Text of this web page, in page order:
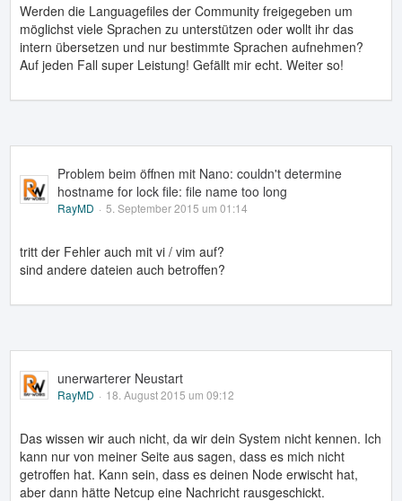
Werden die Languagefiles der Community freigegeben um
möglichst viele Sprachen zu unterstützen oder wollt ihr das
intern übersetzen und nur bestimmte Sprachen aufnehmen?
Auf jeden Fall super Leistung! Gefällt mir echt. Weiter so!
Problem beim öffnen mit Nano: couldn't determine
hostname for lock file: file name too long
RayMD 5. September 2015 um 01:14
tritt der Fehler auch mit vi / vim auf?
sind andere dateien auch betroffen?
unerwarterer Neustart
RayMD 18. August 2015 um 09:12
Das wissen wir auch nicht, da wir dein System nicht kennen. Ich
kann nur von meiner Seite aus sagen, dass es mich nicht
getroffen hat. Kann sein, dass es deinen Node erwischt hat,
aber dann hätte Netcup eine Nachricht rausgeschickt.